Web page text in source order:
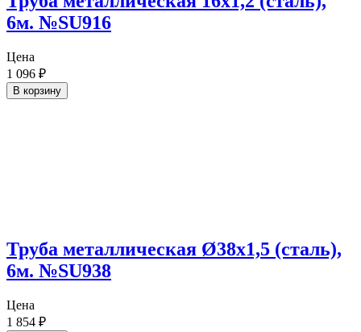
6м. №SU916
Цена
1 096 ₽
В корзину
Труба металлическая Ø38х1,5 (сталь),
6м. №SU938
Цена
1 854 ₽